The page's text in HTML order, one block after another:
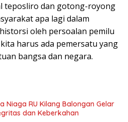
teposliro dan gotong-royong
apa lagi dalam
oleh persoalan pemilu
harus ada pemersatu yang
bangsa dan negara.
Niaga RU Kilang Balongan Gelar
dan Keberkahan